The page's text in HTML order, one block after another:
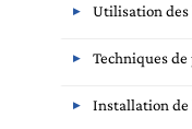
Utilisation des
Techniques de
Installation de